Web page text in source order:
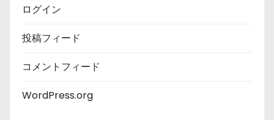
ログイン
投稿フィード
コメントフィード
WordPress.org